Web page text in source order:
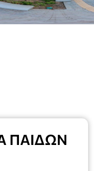
ΠΑΙΔΩΝ